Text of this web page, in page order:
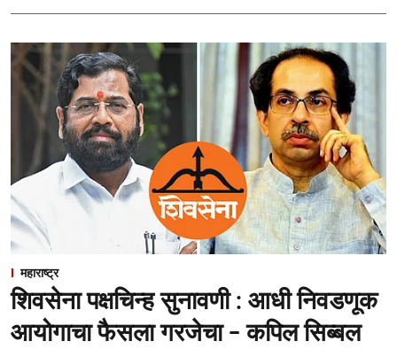
महाराष्ट्र
शिवसेना पक्षचिन्ह सुनावणी : आधी निवडणूक
आयोगाचा फैसला गरजेचा - कपिल सिब्बल